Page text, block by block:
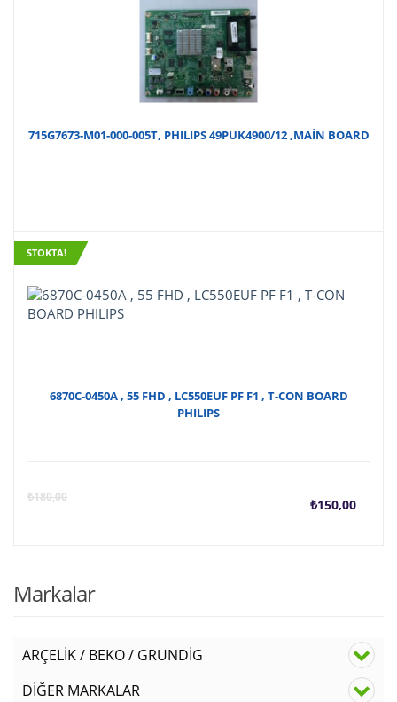
715G7673-M01-000-005T, PHILIPS 49PUK4900/12 ,MAİN BOARD
STOKTA!
6870C-0450A , 55 FHD , LC550EUF PF F1 , T-CON BOARD
PHILIPS
₺180,00 ₺150,00
Şu
Markalar
ARÇELİK / BEKO / GRUNDİG
DİĞER MARKALAR